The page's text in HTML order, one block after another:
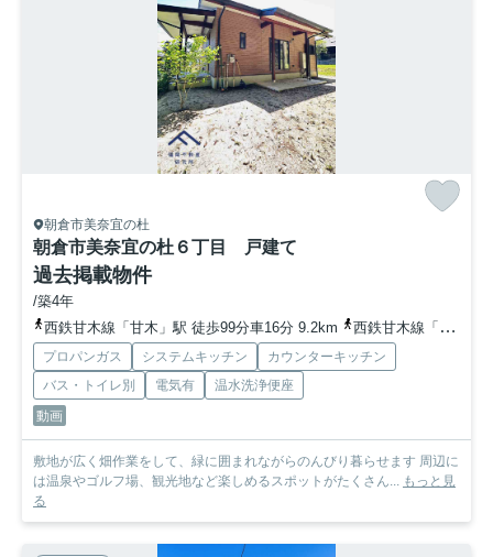
朝倉市美奈宜の杜
朝倉市美奈宜の杜６丁目 戸建て
過去掲載物件
/築4年
西鉄甘木線「甘木」駅 徒歩99分車16分 9.2km
西鉄甘木線「馬田」駅 車20分 10.8km
プロパンガス システムキッチン
カウンターキッチン
バス・トイレ別
電気有
温水洗浄便座
動画
敷地が広く畑作業をして、緑に囲まれながらのんびり暮らせます 周辺に
は温泉やゴルフ場、観光地など楽しめるスポットがたくさん... もっと見
る